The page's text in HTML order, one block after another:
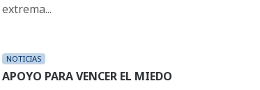
extrema...
NOTICIAS
APOYO PARA VENCER EL MIEDO